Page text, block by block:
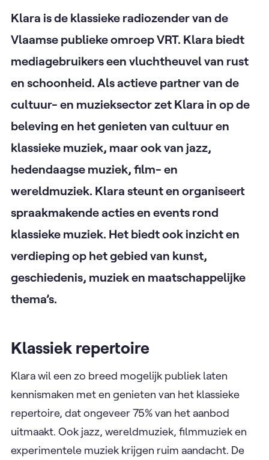
Klara is de klassieke radiozender van de
Vlaamse publieke omroep VRT. Klara biedt
mediagebruikers een vluchtheuvel van rust
en schoonheid. Als actieve partner van de
cultuur- en muzieksector zet Klara in op de
beleving en het genieten van cultuur en
klassieke muziek, maar ook van jazz,
hedendaagse muziek, film- en
wereldmuziek. Klara steunt en organiseert
spraakmakende acties en events rond
klassieke muziek. Het biedt ook inzicht en
verdieping op het gebied van kunst,
geschiedenis, muziek en maatschappelijke
thema’s.
Klassiek repertoire
Klara wil een zo breed mogelijk publiek laten
kennismaken met en genieten van het klassieke
repertoire, dat ongeveer 75% van het aanbod
uitmaakt. Ook jazz, wereldmuziek, filmmuziek en
experimentele muziek krijgen ruim aandacht. De